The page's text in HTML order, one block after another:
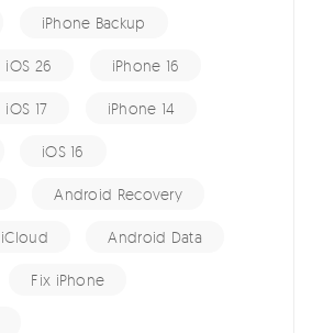
iPhone Backup
iOS 26 iPhone 16
iOS 17 iPhone 14
iOS 16
Android Recovery
iCloud Android Data
Fix iPhone